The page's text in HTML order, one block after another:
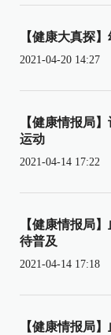
【健康大真探
2021-04-20 14:27
【健康情报局
运动
2021-04-14 17:22
【健康情报局
待普及
2021-04-14 17:18
【健康情报局